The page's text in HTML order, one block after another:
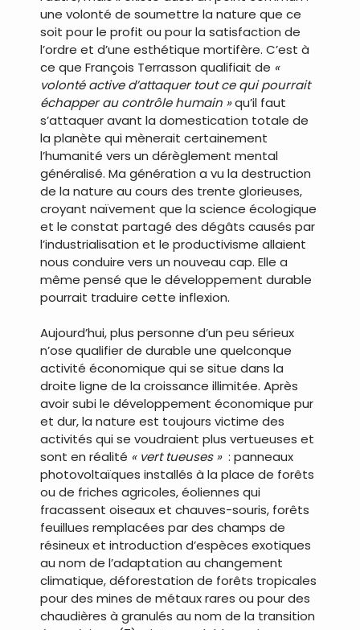
une volonté de soumettre la nature que ce
soit pour le profit ou pour la satisfaction de
l’ordre et d’une esthétique mortifère. C’est à
ce que François Terrasson qualifiait de «
volonté active d’attaquer tout ce qui pourrait
échapper au contrôle humain »qu’il faut
s’attaquer avant la domestication totale de
la planète qui mènerait certainement
l’humanité vers un dérèglement mental
généralisé. Ma génération a vu la destruction
de la nature au cours des trente glorieuses,
croyant naïvement que la science écologique
et le constat partagé des dégâts causés par
l’industrialisation et le productivisme allaient
nous conduire vers un nouveau cap. Elle a
même pensé que le développement durable
pourrait traduire cette inflexion.
Aujourd’hui, plus personne d’un peu sérieux
n’ose qualifier de durable une quelconque
activité économique qui se situe dans la
droite ligne de la croissance illimitée. Après
avoir subi le développement économique pur
et dur, la nature est toujours victime des
activités qui se voudraient plus vertueuses et
sont en réalité « vert tueuses »: panneaux
photovoltaïques installés à la place de forêts
ou de friches agricoles, éoliennes qui
fracassent oiseaux et chauves-souris, forêts
feuillues remplacées par des champs de
résineux et introduction d’espèces exotiques
au nom de l’adaptation au changement
climatique, déforestation de forêts tropicales
pour des mines de métaux rares ou pour des
chaudières à granulés au nom de la transition